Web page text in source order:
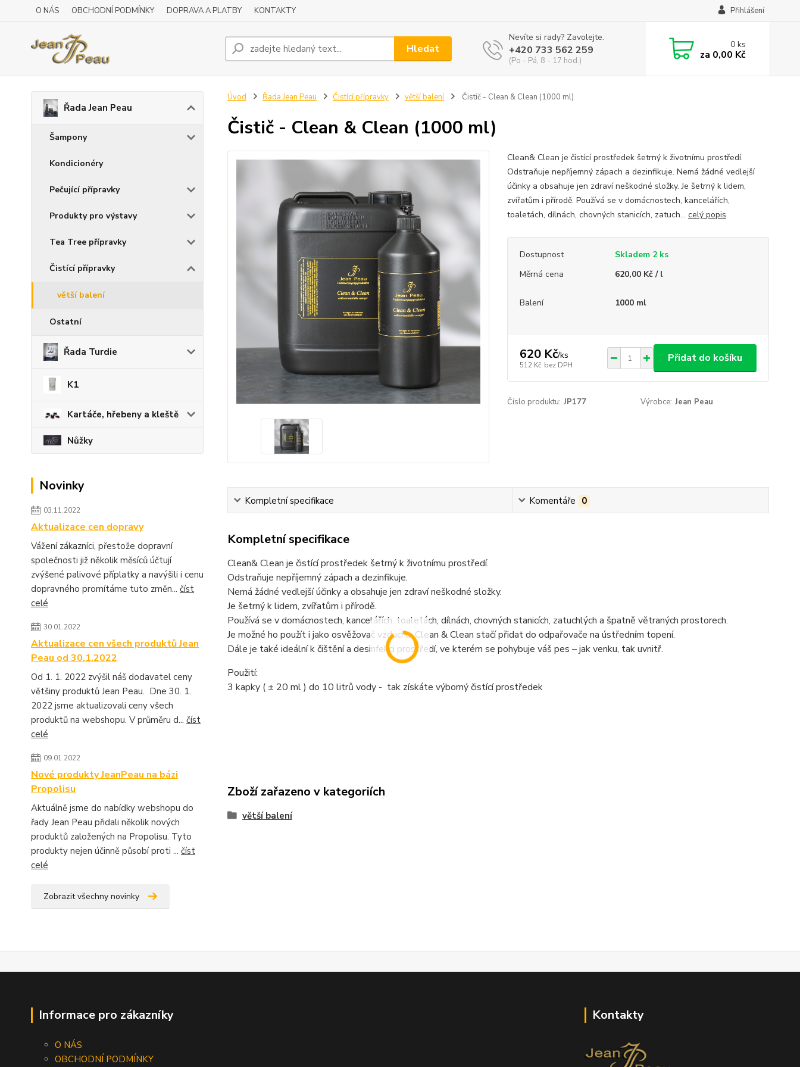
O NÁS OBCHODNÍ PODMÍNKY DOPRAVA A PLATBY KONTAKTY Přihlášení
Hledat
Nevíte si rady? Zavolejte.
+420 733 562 259
(Po - Pá, 8 - 17 hod.)
0ks
za 0,00 Kč
Řada Jean Peau
Šampony
Kondicionéry
Pečující přípravky
Produkty pro výstavy
Tea Tree přípravky
Čistící přípravky
větší balení
Ostatní
Řada Turdie
K1
Kartáče, hřebeny a kleště
Nůžky
Novinky
03.11.2022
Aktualizace cen dopravy
Vážení zákazníci, přestože dopravní
společnosti již několik měsíců účtují
zvýšené palivové příplatky a navýšili i cenu
dopravného promítáme tuto změn... číst
celé
30.01.2022
Aktualizace cen všech produktů Jean
Peau od 30.1.2022
Od 1. 1. 2022 zvýšil náš dodavatel ceny
většiny produktů Jean Peau. Dne 30. 1.
2022 jsme aktualizovali ceny všech
produktů na webshopu. V průměru d... číst
celé
09.01.2022
Nové produkty JeanPeau na bázi
Propolisu
Aktuálně jsme do nabídky webshopu do
řady Jean Peau přidali několik nových
produktů založených na Propolisu. Tyto
produkty nejen účinně působí proti ... číst
celé
Zobrazit všechny novinky
Úvod Řada Jean Peau Čistící přípravky větší balení Čistič - Clean & Clean (1000 ml)
Čistič - Clean & Clean (1000 ml)
Clean& Clean je čistící prostředek šetrný k životnímu prostředí.
Odstraňuje nepříjemný zápach a dezinfikuje. Nemá žádné vedlejší
účinky a obsahuje jen zdraví neškodné složky. Je šetrný k lidem,
zvířatům i přírodě. Používá se v domácnostech, kancelářích,
toaletách, dílnách, chovných stanicích, zatuch... celý popis
Dostupnost
Skladem 2 ks
Měrná cena
620,00 Kč / l
Balení 1000 ml
620 Kč/ks
512 Kč bez DPH
Přidat do košíku
Číslo produktu: JP177 Výrobce: Jean Peau
Kompletní specifikace Komentáře 0
Kompletní specifikace
Clean& Clean je čistící prostředek šetrný k životnímu prostředí.
Odstraňuje nepříjemný zápach a dezinfikuje.
Nemá žádné vedlejší účinky a obsahuje jen zdraví neškodné složky.
Je šetrný k lidem, zvířatům i přírodě.
Používá se v domácnostech, kancelářích, toaletách, dílnách, chovných stanicích, zatuchlých a špatně větraných prostorech.
Je možné ho použít i jako osvěžovač vzduchu. Clean & Clean stačí přidat do odpařovače na ústředním topení.
Dále je také ideální k čištění a desinfekci prostředí, ve kterém se pohybuje váš pes – jak venku, tak uvnitř.
Použití:
3 kapky ( ± 20 ml ) do 10 litrů vody - tak získáte výborný čistící prostředek
Zboží zařazeno v kategoriích
větší balení
Informace pro zákazníky
O NÁS
OBCHODNÍ PODMÍNKY
Kontakty